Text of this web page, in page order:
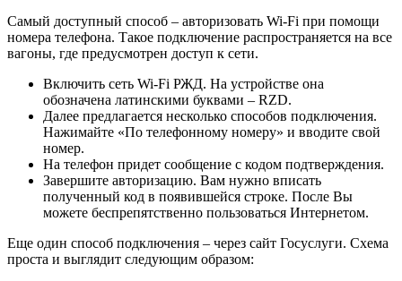
Самый доступный способ – авторизовать Wi-Fi при помощи
номера телефона. Такое подключение распространяется на все
вагоны, где предусмотрен доступ к сети.
Включить сеть Wi-Fi РЖД. На устройстве она
обозначена латинскими буквами – RZD.
Далее предлагается несколько способов подключения.
Нажимайте «По телефонному номеру» и вводите свой
номер.
На телефон придет сообщение с кодом подтверждения.
Завершите авторизацию. Вам нужно вписать
полученный код в появившейся строке. После Вы
можете беспрепятственно пользоваться Интернетом.
Еще один способ подключения – через сайт Госуслуги. Схема
проста и выглядит следующим образом: